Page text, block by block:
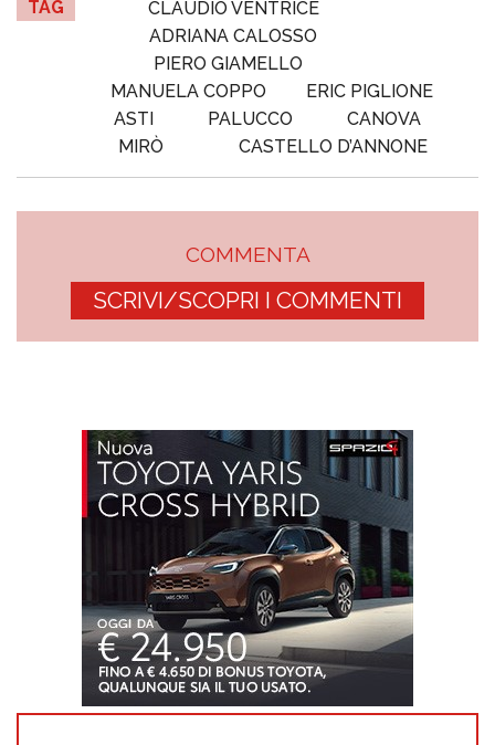
TAG
CLAUDIO VENTRICE
ADRIANA CALOSSO
PIERO GIAMELLO
MANUELA COPPO
ERIC PIGLIONE
ASTI
PALUCCO
CANOVA
MIRÒ
CASTELLO D’ANNONE
COMMENTA
SCRIVI/SCOPRI I COMMENTI